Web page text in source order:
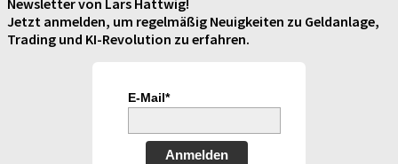
Newsletter von Lars Hattwig!
Jetzt anmelden, um regelmäßig Neuigkeiten zu Geldanlage,
Trading und KI-Revolution zu erfahren.
E-Mail*
Anmelden